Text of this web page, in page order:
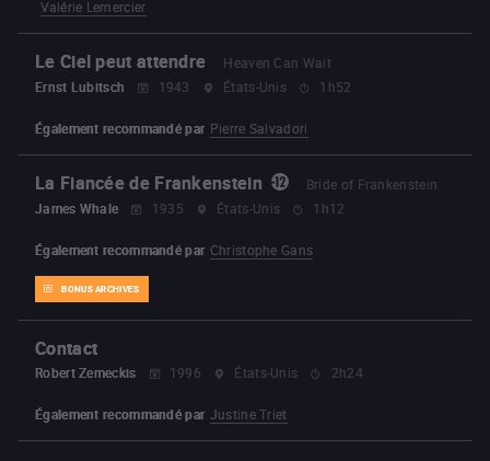
Valérie Lemercier
Le Ciel peut attendre
Heaven Can Wait
Ernst Lubitsch
1943 États-Unis 1h52
Également recommandé par Pierre Salvadori
La Fiancée de Frankenstein
Bride of Frankenstein
James Whale
1935 États-Unis 1h12
BONUS ARCHIVES
Également recommandé par Christophe Gans
Contact
Robert Zemeckis 1996 États-Unis 2h24
Également recommandé par Justine Triet